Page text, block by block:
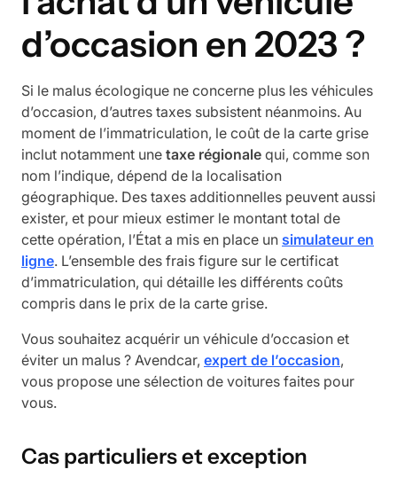
d’occasion en 2023 ?
Si le malus écologique ne concerne plus les véhicules
d’occasion, d’autres taxes subsistent néanmoins. Au
moment de l’immatriculation, le coût de la carte grise
inclut notamment une taxe régionale qui, comme son
nom l’indique, dépend de la localisation
géographique. Des taxes additionnelles peuvent aussi
exister, et pour mieux estimer le montant total de
cette opération, l’État a mis en place un simulateur en
ligne. L’ensemble des frais figure sur le certificat
d’immatriculation, qui détaille les différents coûts
compris dans le prix de la carte grise.
Vous souhaitez acquérir un véhicule d’occasion et
éviter un malus ? Avendcar, expert de l’occasion,
vous propose une sélection de voitures faites pour
vous.
Cas particuliers et exception